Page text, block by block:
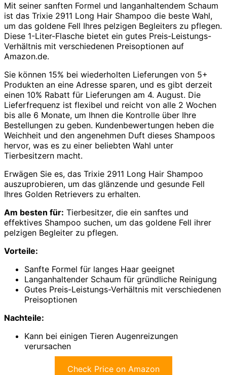
Mit seiner sanften Formel und langanhaltendem Schaum
ist das Trixie 2911 Long Hair Shampoo die beste Wahl,
um das goldene Fell Ihres pelzigen Begleiters zu pflegen.
Diese 1-Liter-Flasche bietet ein gutes Preis-Leistungs-
Verhältnis mit verschiedenen Preisoptionen auf
Amazon.de.
Sie können 15% bei wiederholten Lieferungen von 5+
Produkten an eine Adresse sparen, und es gibt derzeit
einen 10% Rabatt für Lieferungen am 4. August. Die
Lieferfrequenz ist flexibel und reicht von alle 2 Wochen
bis alle 6 Monate, um Ihnen die Kontrolle über Ihre
Bestellungen zu geben. Kundenbewertungen heben die
Weichheit und den angenehmen Duft dieses Shampoos
hervor, was es zu einer beliebten Wahl unter
Tierbesitzern macht.
Erwägen Sie es, das Trixie 2911 Long Hair Shampoo
auszuprobieren, um das glänzende und gesunde Fell
Ihres Golden Retrievers zu erhalten.
Am besten für: Tierbesitzer, die ein sanftes und
effektives Shampoo suchen, um das goldene Fell ihrer
pelzigen Begleiter zu pflegen.
Vorteile:
Sanfte Formel für langes Haar geeignet
Langanhaltender Schaum für gründliche Reinigung
Gutes Preis-Leistungs-Verhältnis mit verschiedenen
Preisoptionen
Nachteile:
Kann bei einigen Tieren Augenreizungen
verursachen
Check Price on Amazon